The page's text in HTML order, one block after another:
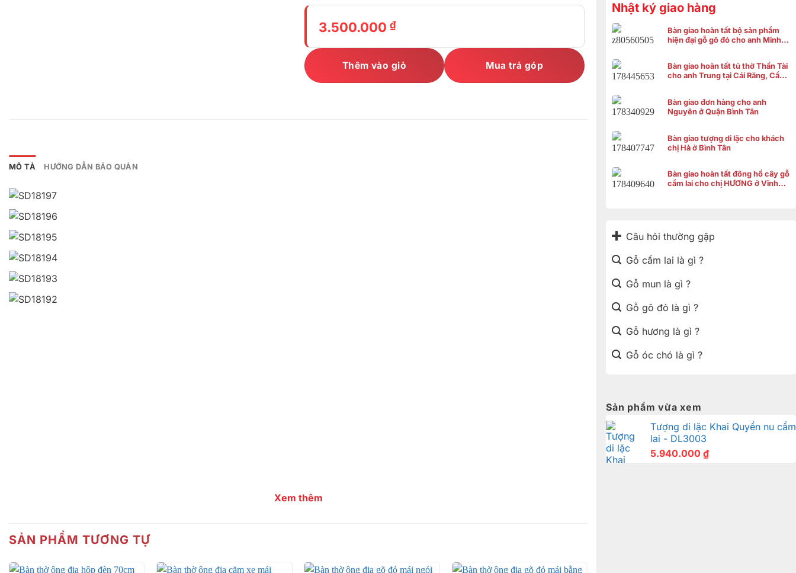
Nhật ký giao hàng
Bàn giao hoàn tất bộ sản phẩm
hiện đại gỗ gõ đỏ cho anh Minh ở
Bàn giao hoàn tất tủ thờ Thần Tài
cho anh Trung tại Cái Răng, Cần
Bàn giao đơn hàng cho anh
Nguyên ở Quận Bình Tân
Bàn giao tượng di lặc cho khách
chị Hà ở Bình Tân
Bàn giao hoàn tất đông hồ cây gỗ
cẩm lai cho chị HƯƠNG ở Vĩnh
Câu hỏi thường gặp
Gỗ cẩm lai là gì ?
Gỗ mun là gì ?
Gỗ gõ đỏ là gì ?
Gỗ hương là gì ?
Gỗ óc chó là gì ?
Sản phẩm vừa xem
Tượng di lặc Khai Quyển nu cẩm
lai - DL3003
5.940.000 ₫
3.500.000 ₫
Thêm vào giỏ Mua trả góp
MÔ TẢ HƯỚNG DẪN BẢO QUẢN
Xem thêm
SẢN PHẨM TƯƠNG TỰ